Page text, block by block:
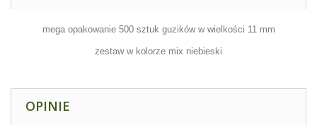
mega opakowanie 500 sztuk guzików w wielkości 11 mm
zestaw w kolorze mix niebieski
OPINIE